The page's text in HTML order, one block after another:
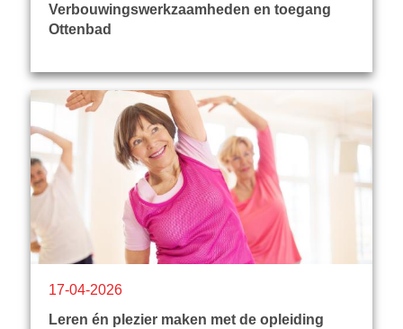
Verbouwingswerkzaamheden en toegang
Ottenbad
Leren én plezier maken met de opleiding
17-04-2026